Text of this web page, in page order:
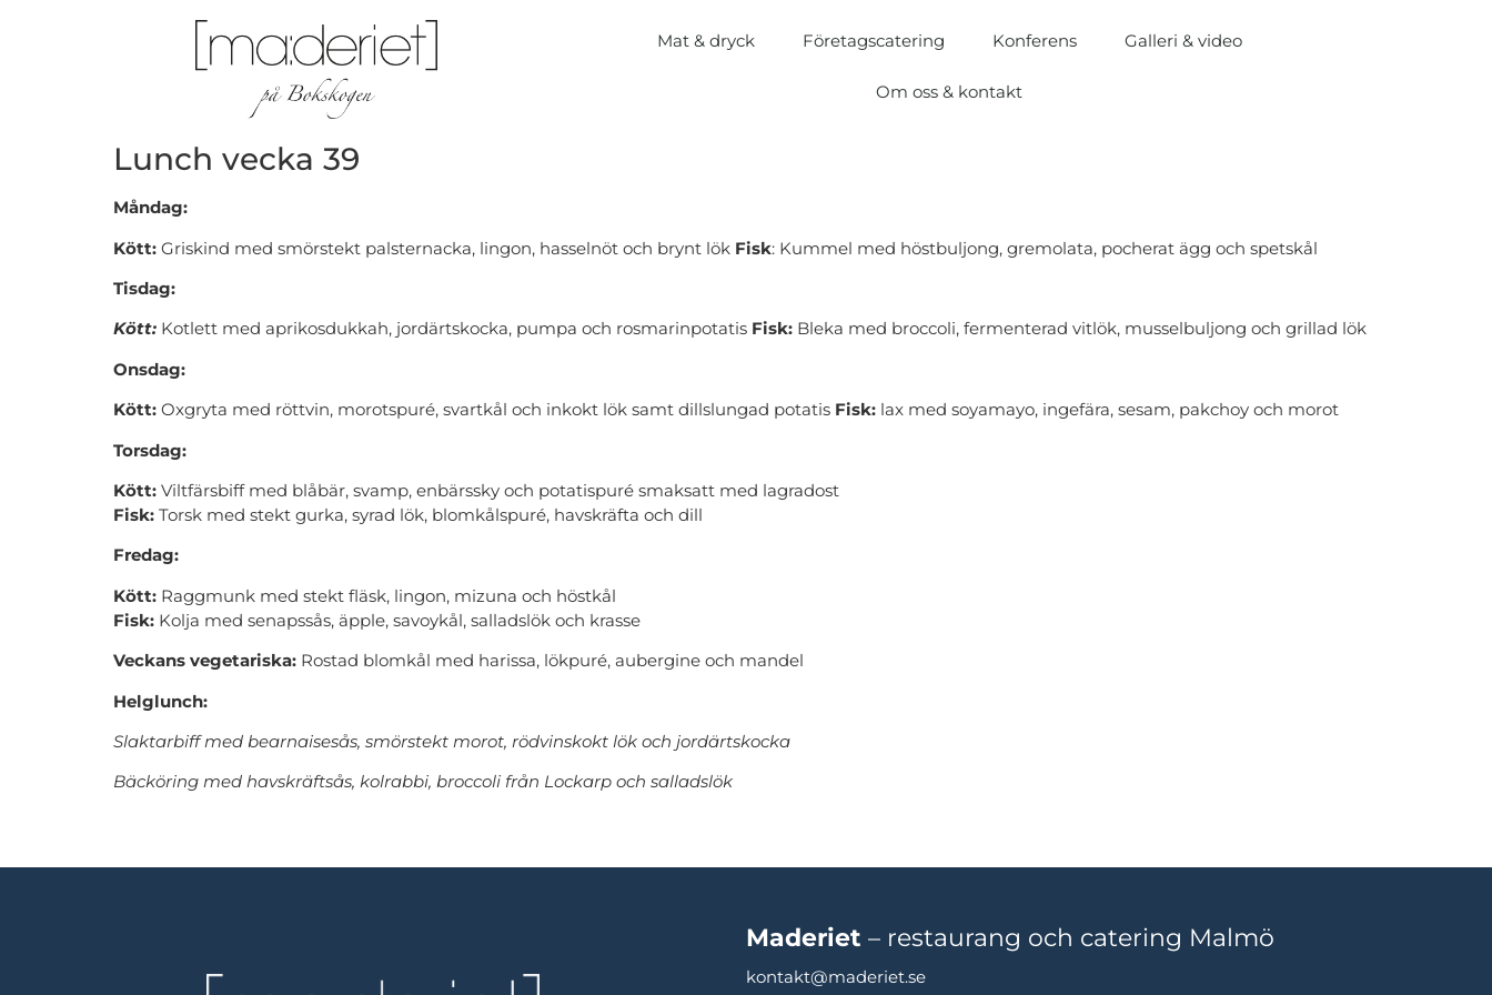
Mat & dryck Företagscatering Konferens Galleri & video
Om oss & kontakt
Lunch vecka 39
Måndag:
Kött: Griskind med smörstekt palsternacka, lingon, hasselnöt och brynt lök Fisk : Kummel med höstbuljong, gremolata, pocherat ägg och spetskål
Tisdag:
Kött: Kotlett med aprikosdukkah, jordärtskocka, pumpa och rosmarinpotatis Fisk: Bleka med broccoli, fermenterad vitlök, musselbuljong och grillad lök
Onsdag:
Kött: Oxgryta med röttvin, morotspuré, svartkål och inkokt lök samt dillslungad potatis Fisk: lax med soyamayo, ingefära, sesam, pakchoy och morot
Torsdag:
Kött: Viltfärsbiff med blåbär, svamp, enbärssky och potatispuré smaksatt med lagradost
Fisk: Torsk med stekt gurka, syrad lök, blomkålspuré, havskräfta och dill
Fredag:
Kött: Raggmunk med stekt fläsk, lingon, mizuna och höstkål
Fisk: Kolja med senapssås, äpple, savoykål, salladslök och krasse
Veckans vegetariska: Rostad blomkål med harissa, lökpuré, aubergine och mandel
Helglunch:
Slaktarbiff med bearnaisesås, smörstekt morot, rödvinskokt lök och jordärtskocka
Bäcköring med havskräftsås, kolrabbi, broccoli från Lockarp och salladslök
Maderiet – restaurang och catering Malmö
kontakt@maderiet.se